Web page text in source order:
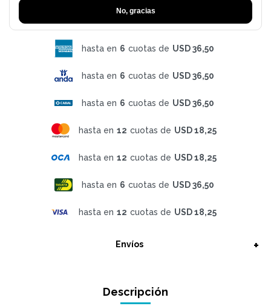
No, gracias
hasta en 6 cuotas de USD 36,50
hasta en 6 cuotas de USD 36,50
hasta en 6 cuotas de USD 36,50
hasta en 12 cuotas de USD 18,25
hasta en 12 cuotas de USD 18,25
hasta en 6 cuotas de USD 36,50
hasta en 12 cuotas de USD 18,25
Envíos
Descripción